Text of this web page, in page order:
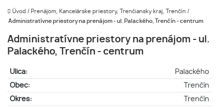
Úvod / Prenájom, Kancelárske priestory, Trenčiansky kraj, Trenčín /
Administratívne priestory na prenájom - ul. Palackého, Trenčín - centrum
Administratívne priestory na prenájom - ul.
Palackého, Trenčín - centrum
Ulica:
Palackého
Obec:
Trenčín
Okres:
Trenčín